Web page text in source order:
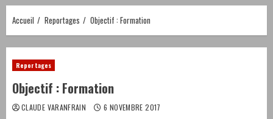
Accueil Reportages Objectif : Formation
Reportages
Objectif : Formation
CLAUDE VARANFRAIN 6 NOVEMBRE 2017